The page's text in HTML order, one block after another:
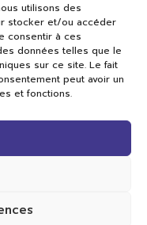
utilisons des
stocker et/ou accéder
consentir à ces
données telles que le
sur ce site. Le fait
peut avoir un
et fonctions.